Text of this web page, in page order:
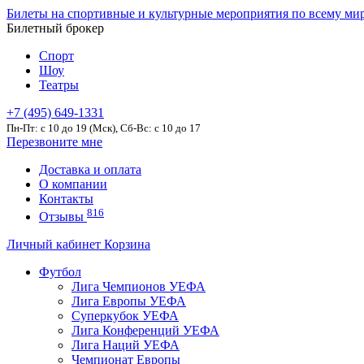
Билеты на спортивные и культурные мероприятия по всему
Билетный брокер
Спорт
Шоу
Театры
+7 (495) 649-1331
Пн-Пт: c 10 до 19 (Мск), Сб-Вс: с 10 до 17
Перезвоните мне
Доставка и оплата
О компании
Контакты
Отзывы 816
Личный кабинет Корзина
Футбол
Лига Чемпионов УЕФА
Лига Европы УЕФА
Суперкубок УЕФА
Лига Конференций УЕФА
Лига Наций УЕФА
Чемпионат Европы